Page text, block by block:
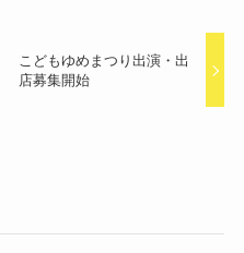
こどもゆめまつり出演・出
店募集開始